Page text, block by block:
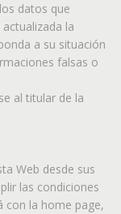
datos que
la
a su situación
falsas o
al titular de la
Web desde sus
las condiciones
con la home page,